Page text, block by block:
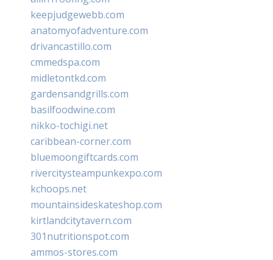
keepjudgewebb.com
anatomyofadventure.com
drivancastillo.com
cmmedspa.com
midletontkd.com
gardensandgrills.com
basilfoodwine.com
nikko-tochigi.net
caribbean-corner.com
bluemoongiftcards.com
rivercitysteampunkexpo.com
kchoops.net
mountainsideskateshop.com
kirtlandcitytavern.com
301nutritionspot.com
ammos-stores.com